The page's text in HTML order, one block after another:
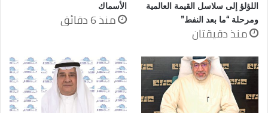
اللؤلؤ إلى سلاسل القيمة العالمية
ومرحلة “ما بعد النفط”
منذ دقيقتان
الأسماك
منذ 6 دقائق